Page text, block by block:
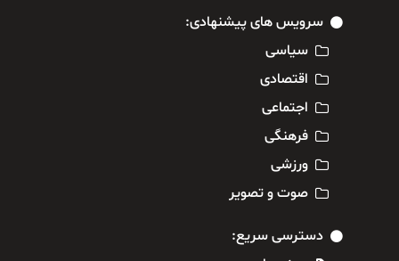
سرویس های پیشنهادی:
سیاسی
اقتصادی
اجتماعی
فرهنگی
ورزشی
صوت و تصویر
دسترسی سریع: